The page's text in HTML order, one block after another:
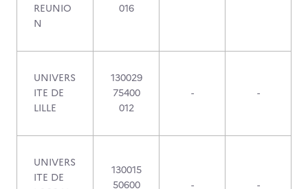
REUNIO
N
016
UNIVERS
ITE DE
LILLE
130029
75400
012
- -
UNIVERS
ITE DE
130015
50600
- -